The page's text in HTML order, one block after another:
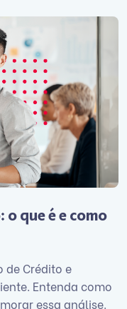
que é e como
de Crédito e
Entenda como
essa análise.